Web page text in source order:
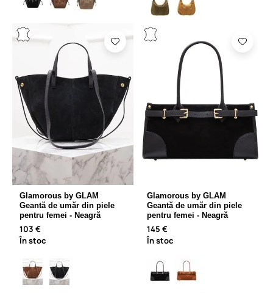
Glamorous by GLAM
Geantă de umăr din piele
pentru femei - Neagră
103 €
În stoc
Glamorous by GLAM
Geantă de umăr din piele
pentru femei - Neagră
145 €
În stoc